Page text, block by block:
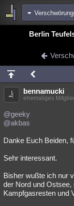
Chat Wiki
meine Rubriken
Menschen
Spiritualität
Philosophie Träume
Astronomie
Musik
Berlin
bennamucki
ehemaliges
@geeky
@akbas
Danke Euch Beiden,
Sehr interessant.
Bisher wußte ich nur
der Nord und
Kampfgasresten und